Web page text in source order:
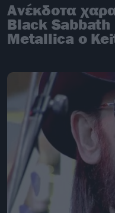
Ανέκδοτα
Black Sabbath
Metallica ο